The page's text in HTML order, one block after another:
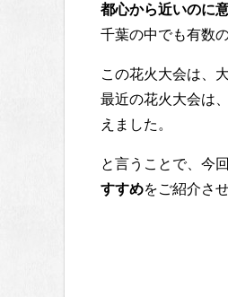
都心から近いのに
千葉の中でも有数
この花火大会は、
最近の花火大会は
えました。
と言うことで、今
すすめをご紹介さ